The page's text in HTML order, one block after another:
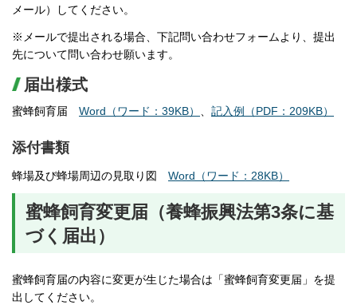
メール）してください。
※メールで提出される場合、下記問い合わせフォームより、提出
先について問い合わせ願います。
届出様式
蜜蜂飼育届 Word（ワード：39KB） 記入例（PDF：209KB）
添付書類
蜂場及び蜂場周辺の見取り図 Word（ワード：28KB）
蜜蜂飼育変更届（養蜂振興法第3条に基
づく届出）
蜜蜂飼育届の内容に変更が生じた場合は「蜜蜂飼育変更届」を提
出してください。